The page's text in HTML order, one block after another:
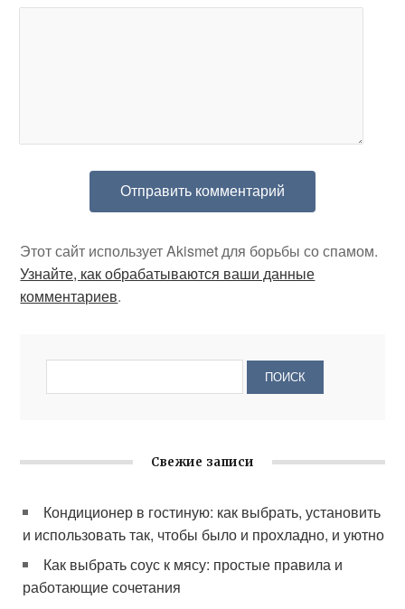
Этот сайт использует Akismet для борьбы со спамом.
Узнайте, как обрабатываются ваши данные
комментариев.
Свежие записи
Кондиционер в гостиную: как выбрать, установить
и использовать так, чтобы было и прохладно, и уютно
Как выбрать соус к мясу: простые правила и
работающие сочетания